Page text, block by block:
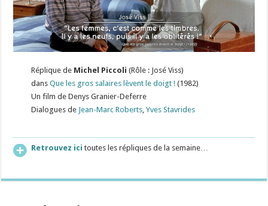
Réplique de Michel Piccoli (Rôle : José Viss)
dansQue les gros salaires lèvent le doigt ! (1982)
Un film de Denys Granier-Deferre
Dialogues de Jean-Marc Roberts,Yves Stavrides
Retrouvez ici toutes les répliques de la semaine…